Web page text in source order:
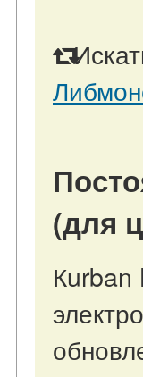
(для
Кurban